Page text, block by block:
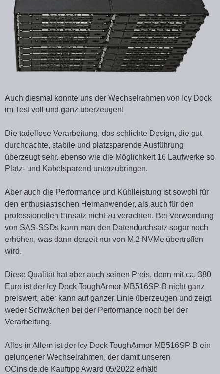
Auch diesmal konnte uns der Wechselrahmen von Icy Dock
im Test voll und ganz überzeugen!
Die tadellose Verarbeitung, das schlichte Design, die gut
durchdachte, stabile und platzsparende Ausführung
überzeugt sehr, ebenso wie die Möglichkeit 16 Laufwerke so
Platz- und Kabelsparend unterzubringen.
Aber auch die Performance und Kühlleistung ist sowohl für
den enthusiastischen Heimanwender, als auch für den
professionellen Einsatz nicht zu verachten. Bei Verwendung
von SAS-SSDs kann man den Datendurchsatz sogar noch
erhöhen, was dann derzeit nur von M.2 NVMe übertroffen
wird.
Diese Qualität hat aber auch seinen Preis, denn mit ca. 380
Euro ist der Icy Dock ToughArmor MB516SP-B nicht ganz
preiswert, aber kann auf ganzer Linie überzeugen und zeigt
weder Schwächen bei der Performance noch bei der
Verarbeitung.
Alles in Allem ist der Icy Dock ToughArmor MB516SP-B ein
gelungener Wechselrahmen, der damit unseren
OCinside.de Kauftipp Award 05/2022 erhält!